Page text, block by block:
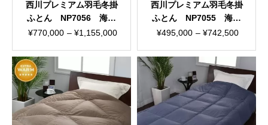
西川プレミアム羽毛冬掛
ふとん NP7056 海島
綿V-135 日本製
¥770,000 – ¥1,155,000
価
¥770,000
–
¥1,155,000
西川プレミアム羽毛冬掛
ふとん NP7055 海島
綿 日本製
¥495,000 – ¥742,500
価
帯:
¥495,000
–
¥742,500